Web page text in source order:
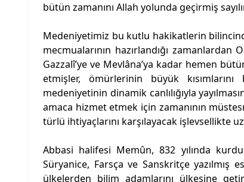
bütün zamanını Allah yolunda geçirmiş
Medeniyetimiz bu kutlu hakikatlerin
mecmualarının hazırlandığı zamanlardan
Gazzalî’ye ve Mevlâna’ya kadar hemen
etmişler, ömürlerinin büyük
medeniyetinin dinamik canlılığıyla
amaca hizmet etmek için zamanının
türlü ihtiyaçlarını karşılayacak işlevsellikte
Abbasi halifesi Memûn, 832 yılında
Süryanice, Farsça ve Sanskritçe yazılmış
ülkelerden bilim adamlarını ülkesine